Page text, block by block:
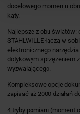
docelowego momentu
kąty.
Najlepsze z obu światów:
STAHLWILLE łączą w
elektronicznego
dotykowym sprzężeniem
wyzwalającego.
Kompleksowe opcje
zapisać aż 2000 działań
4 tryby pomiaru (moment